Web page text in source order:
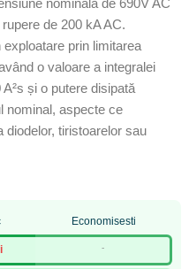
de 200 kA AC.
prin limitarea
o valoare a integralei
A²s și o putere disipată
nominal, aspecte ce
diodelor, tiristoarelor sau
Economisesti
-